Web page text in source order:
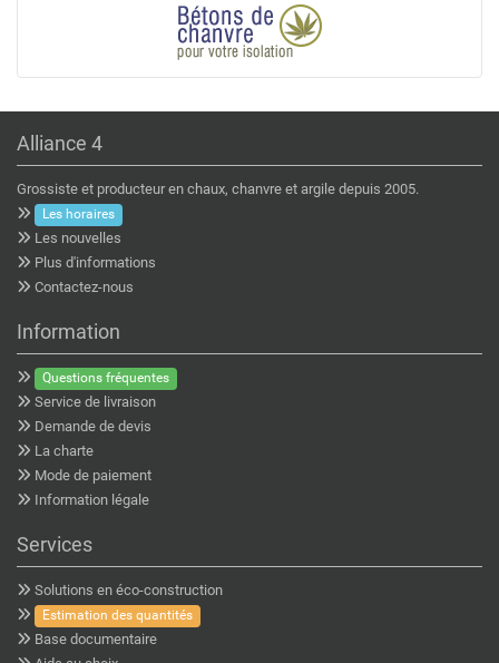
Alliance 4
Grossiste et producteur en chaux, chanvre et argile depuis 2005.
Les horaires
Les nouvelles
Plus d'informations
Contactez-nous
Information
Questions fréquentes
Service de livraison
Demande de devis
La charte
Mode de paiement
Information légale
Services
Solutions en éco-construction
Estimation des quantités
Base documentaire